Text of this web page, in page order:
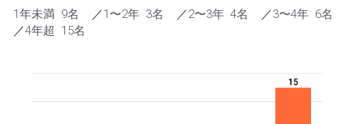
1年未満  9名 ／1〜2年  3名 ／2〜3年  4名 ／
／4年超  15名